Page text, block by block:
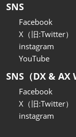
SNS
Facebook
X（旧:Twitter）
instagram
YouTube
SNS（DX & AX
Facebook
X（旧:Twitter）
instagram